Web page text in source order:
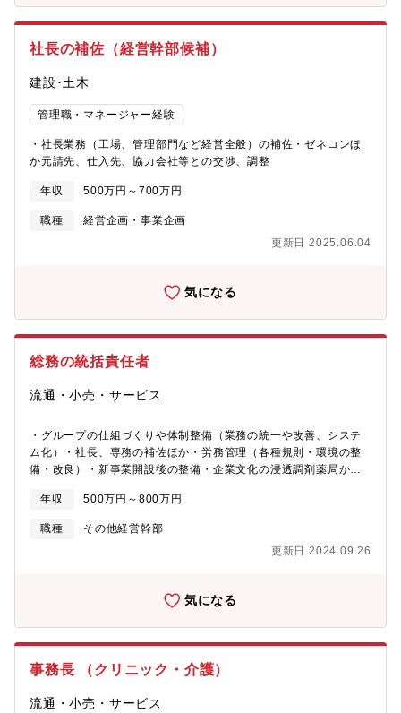
社長の補佐（経営幹部候補）
建設･土木
管理職・マネージャー経験
・社長業務（工場、管理部門など経営全般）の補佐・ゼネコンほ
か元請先、仕入先、協力会社等との交渉、調整
年収 500万円～700万円
職種
経営企画・事業企画
更新日 2025.06.04
気になる
総務の統括責任者
流通・小売・サービス
・グループの仕組づくりや体制整備（業務の統一や改善、システ
ム化）・社長、専務の補佐ほか・労務管理（各種規則・環境の整
備・改良）・新事業開設後の整備・企業文化の浸透調剤薬局から
調に推移しており、今後も成長が期待できます。
年収 500万円～800万円
職種
その他経営幹部
更新日 2024.09.26
気になる
事務長 （クリニック・介護）
流通・小売・サービス